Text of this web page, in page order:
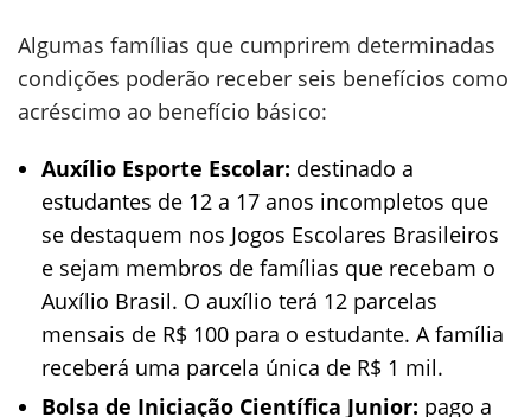
Algumas famílias que cumprirem determinadas
condições poderão receber seis benefícios como
acréscimo ao benefício básico:
Auxílio Esporte Escolar: destinado a
estudantes de 12 a 17 anos incompletos que
se destaquem nos Jogos Escolares Brasileiros
e sejam membros de famílias que recebam o
Auxílio Brasil. O auxílio terá 12 parcelas
mensais de R$ 100 para o estudante. A família
receberá uma parcela única de R$ 1 mil.
Bolsa de Iniciação Científica Junior: pago a